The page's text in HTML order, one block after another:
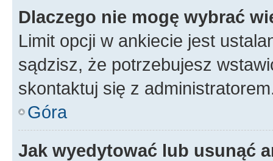
Dlaczego nie mogę wybrać
Limit opcji w ankiecie jest
sądzisz, że potrzebujesz
skontaktuj się z
Góra
Jak wyedytować lub usunąć